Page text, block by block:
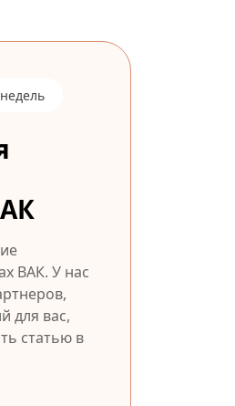
ВАК. У нас
для вас,
статью в